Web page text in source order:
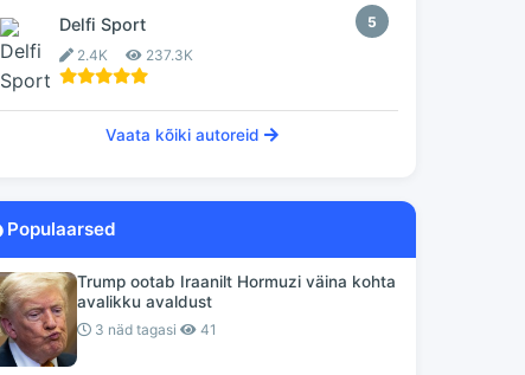
5
Delfi Sport
2.4K 237.3K
Vaata kõiki autoreid
Populaarsed
Trump ootab Iraanilt Hormuzi väina kohta
avalikku avaldust
3 näd tagasi 41